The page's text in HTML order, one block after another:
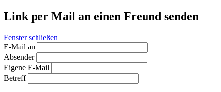
Link per Mail an einen Freund senden
Fenster schließen
E-Mail an
Absender
Eigene E-Mail
Betreff